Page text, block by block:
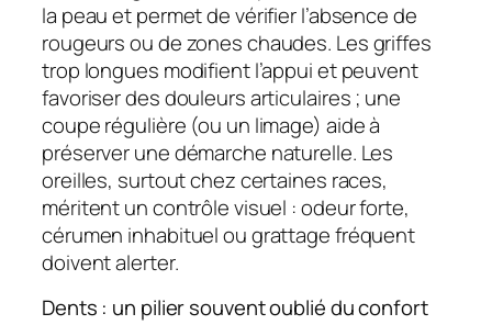
la peau et permet de vérifier l’absence de
rougeurs ou de zones chaudes. Les griffes
trop longues modifient l’appui et peuvent
favoriser des douleurs articulaires ; une
coupe régulière (ou un limage) aide à
préserver une démarche naturelle. Les
oreilles, surtout chez certaines races,
méritent un contrôle visuel : odeur forte,
cérumen inhabituel ou grattage fréquent
doivent alerter.
Dents : un pilier souvent oublié du confort